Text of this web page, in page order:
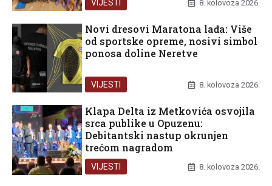
VIJESTI 8. kolovoza 2026.
Novi dresovi Maratona lađa: Više
od sportske opreme, nosivi simbol
ponosa doline Neretve
VIJESTI 8. kolovoza 2026.
Klapa Delta iz Metkovića osvojila
srca publike u Opuzenu:
Debitantski nastup okrunjen
trećom nagradom
VIJESTI 8. kolovoza 2026.